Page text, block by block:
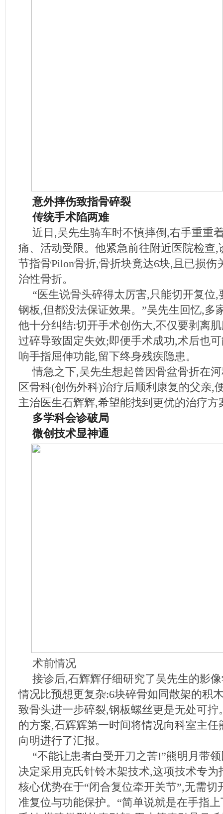
意外摔伤致指骨碎裂
传统手术陷两难
近日,吴先生骑车时不慎摔倒,右手重重
痛、活动受限。他紧急前往附近医院检查,
节指骨Pilon骨折,骨折块竟达6块,且已损伤
治性骨折。
“医生说骨头碎得太厉害,只能切开复位
钢板,但都没法保证效果。”吴先生回忆,多
他十分纠结:切开手术创伤大,不仅要剥离
过碎导致固定失效;即便手术成功,术后也
响手指屈伸功能,留下终身残疾隐患。
情急之下,吴先生想起曾因骨盆骨折在
区骨科(创伤外科)治疗后顺利康复的父亲,
主治医生石辉辉,希望能找到更优的治疗方
多学科会诊破局
微创技术显神通
术前情况
接诊后,石辉辉仔细研究了吴先生的影
情况比预想更复杂:6块碎骨如同散架的积
致骨头进一步碎裂,钢板螺丝更是无处可拧
的方案,石辉辉第一时间将情况向科室主任
向明进行了汇报。
“不能让患者白受开刀之苦!”熊明月带
决定采用克氏针铃木架技术,这项技术专为
核心优势在于“闭合复位牵开关节”,无需切
准复位与功能保护。“简单说就是在手指